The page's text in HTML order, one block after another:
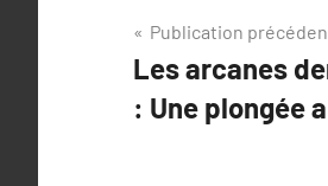
Navigation
de
l’article
Publication
Les arcanes
: Une plongée